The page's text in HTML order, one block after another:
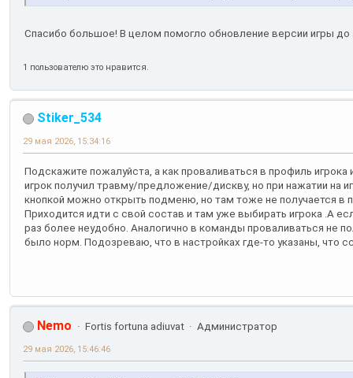
Спасибо большое! В целом помогло обновление версии игры до
1 пользователю это нравится.
Stiker_534
29 мая 2026, 15:34:16
Подскажите пожалуйста, а как проваливаться в профиль игрока
игрок получил травму/предложение/дискву, но при нажатии на
кнопкой можно открыть подменю, но там тоже не получается в
Приходится идти с свой состав и там уже выбирать игрока .А
раз более неудобно. Аналогично в команды проваливаться не
было норм. Подозреваю, что в настройках где-то указаны, что
Nemo Fortis fortuna adiuvat Администратор
29 мая 2026, 15:46:46